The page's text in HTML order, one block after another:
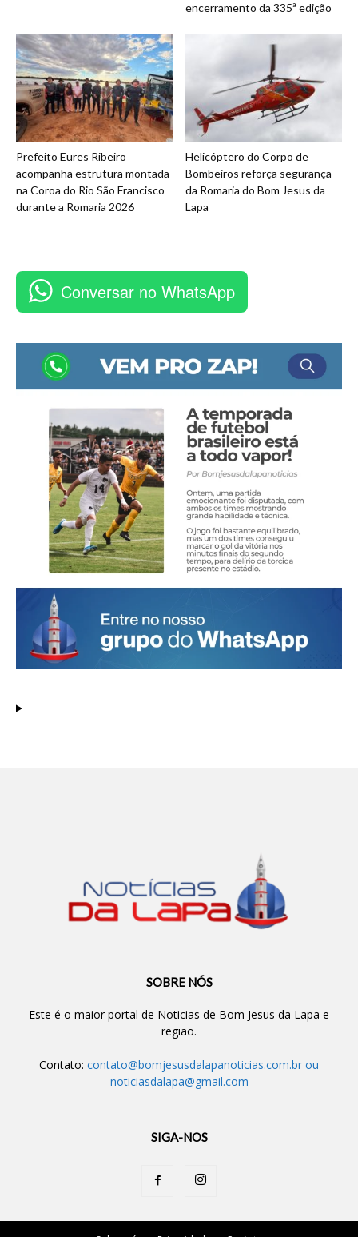
encerramento da 335ª edição
Prefeito Eures Ribeiro
acompanha estrutura montada
na Coroa do Rio São Francisco
durante a Romaria 2026
Helicóptero do Corpo de
Bombeiros reforça segurança
da Romaria do Bom Jesus da
Lapa
Conversar no WhatsApp
SOBRE NÓS
Este é o maior portal de Noticias de Bom Jesus da Lapa e
região.
Contato: contato@bomjesusdalapanoticias.com.br ou
noticiasdalapa@gmail.com
SIGA-NOS